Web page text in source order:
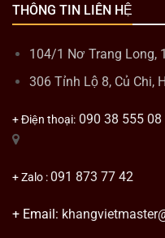
THÔNG TIN LIÊN HỆ
104/1 Nơ Trang Long,
306 Tỉnh Lộ 8, Củ Chi,
+ Điện thoại: 090 38 555 08
+ Zalo : 091 873 77 42
+ Email: